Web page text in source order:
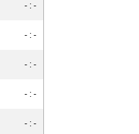
- : -
- : -
- : -
- : -
- : -